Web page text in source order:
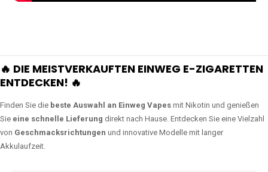
🔥 DIE MEISTVERKAUFTEN EINWEG E-ZIGARETTEN
ENTDECKEN! 🔥
Finden Sie die beste Auswahl an Einweg Vapes mit Nikotin und genießen
Sie eine schnelle Lieferung direkt nach Hause. Entdecken Sie eine Vielzahl
von Geschmacksrichtungen und innovative Modelle mit langer
Akkulaufzeit.